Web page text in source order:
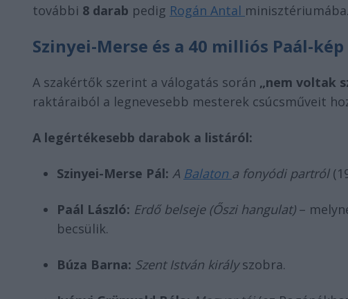
további 8 darab pedig Rogán Antal minisztériumába.
Szinyei-Merse és a 40 milliós Paál-kép
A szakértők szerint a válogatás során „nem voltak
raktáraiból a legnevesebb mesterek csúcsműveit
A legértékesebb darabok a listáról:
Szinyei-Merse Pál: A Balaton a fonyódi partról
Paál László: Erdő belseje (Őszi hangulat)–
becsülik.
Búza Barna: Szent István királyszobra.